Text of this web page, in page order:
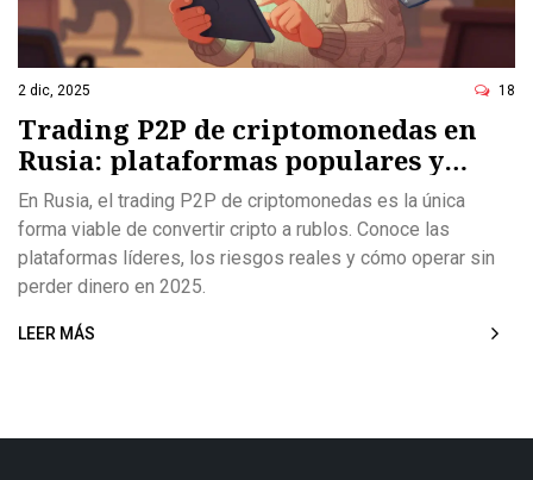
2 dic, 2025 18
Trading P2P de criptomonedas en
Rusia: plataformas populares y
riesgos reales
En Rusia, el trading P2P de criptomonedas es la única
forma viable de convertir cripto a rublos. Conoce las
plataformas líderes, los riesgos reales y cómo operar sin
perder dinero en 2025.
LEER MÁS